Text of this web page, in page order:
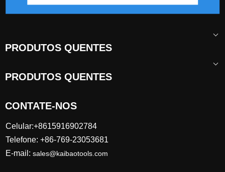
PRODUTOS QUENTES
PRODUTOS QUENTES
CONTATE-NOS
Celular:+8615916902784
Telefone: +86-769-23053681
E-mail: sales@kaibaotools.com